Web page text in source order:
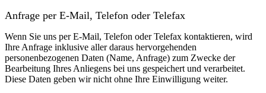
Anfrage per E-Mail, Telefon oder Telefax
Wenn Sie uns per E-Mail, Telefon oder Telefax kontaktieren, wird
Ihre Anfrage inklusive aller daraus hervorgehenden
personenbezogenen Daten (Name, Anfrage) zum Zwecke der
Bearbeitung Ihres Anliegens bei uns gespeichert und verarbeitet.
Diese Daten geben wir nicht ohne Ihre Einwilligung weiter.